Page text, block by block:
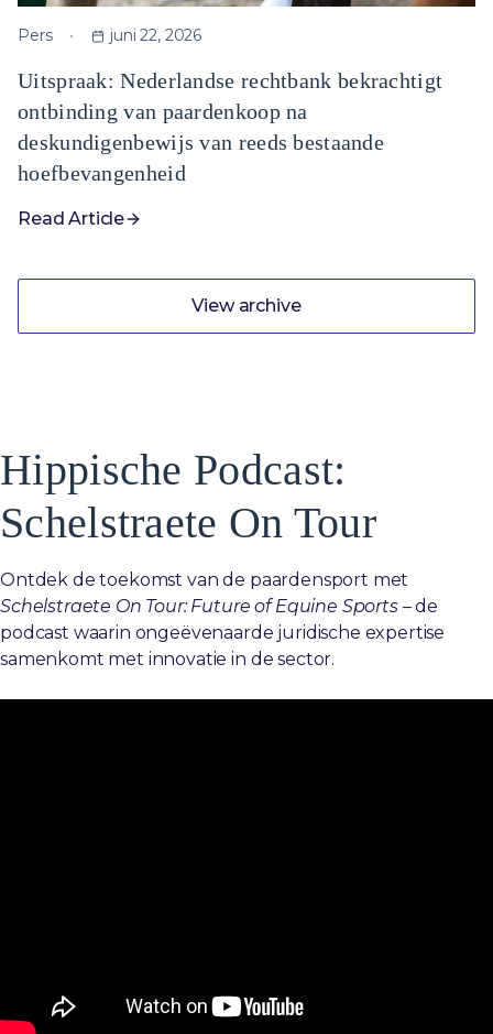
Pers juni 22, 2026
Uitspraak: Nederlandse rechtbank bekrachtigt
ontbinding van paardenkoop na
deskundigenbewijs van reeds bestaande
hoefbevangenheid
Read Article
View archive
Hippische Podcast:
Schelstraete On Tour
Ontdek de toekomst van de paardensport met
Schelstraete On Tour: Future of Equine Sports– de
podcast waarin ongeëvenaarde juridische expertise
samenkomt met innovatie in de sector.